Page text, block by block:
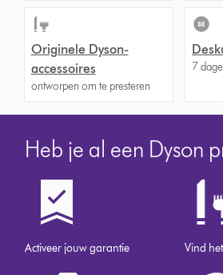
Originele Dyson-
accessoires
ontworpen om te presteren
7
Heb je al een Dyson
Activeer jouw garantie Vind